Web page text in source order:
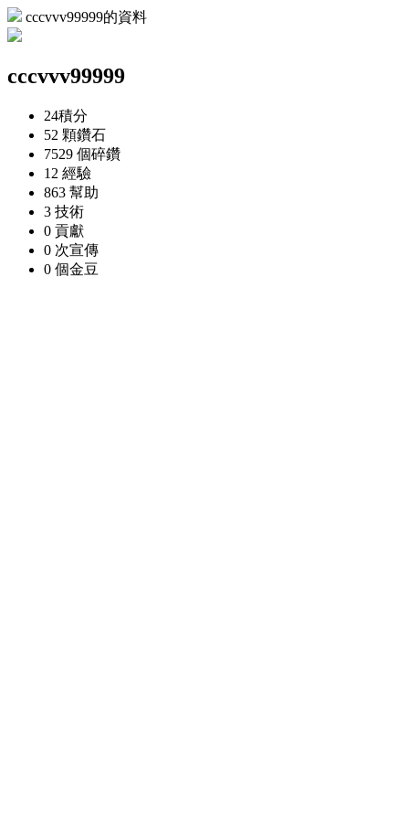
cccvvv99999的資料
cccvvv99999
24積分
52 顆鑽石
7529 個碎鑽
12 經驗
863 幫助
3 技術
0 貢獻
0 次宣傳
0 個金豆